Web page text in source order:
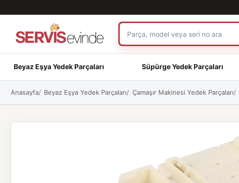
Beyaz Eşya Yedek Parçaları Süpürge Yedek Parçaları
Anasayfa Beyaz Eşya Yedek Parçaları Çamaşır Makinesi Yedek Parçaları